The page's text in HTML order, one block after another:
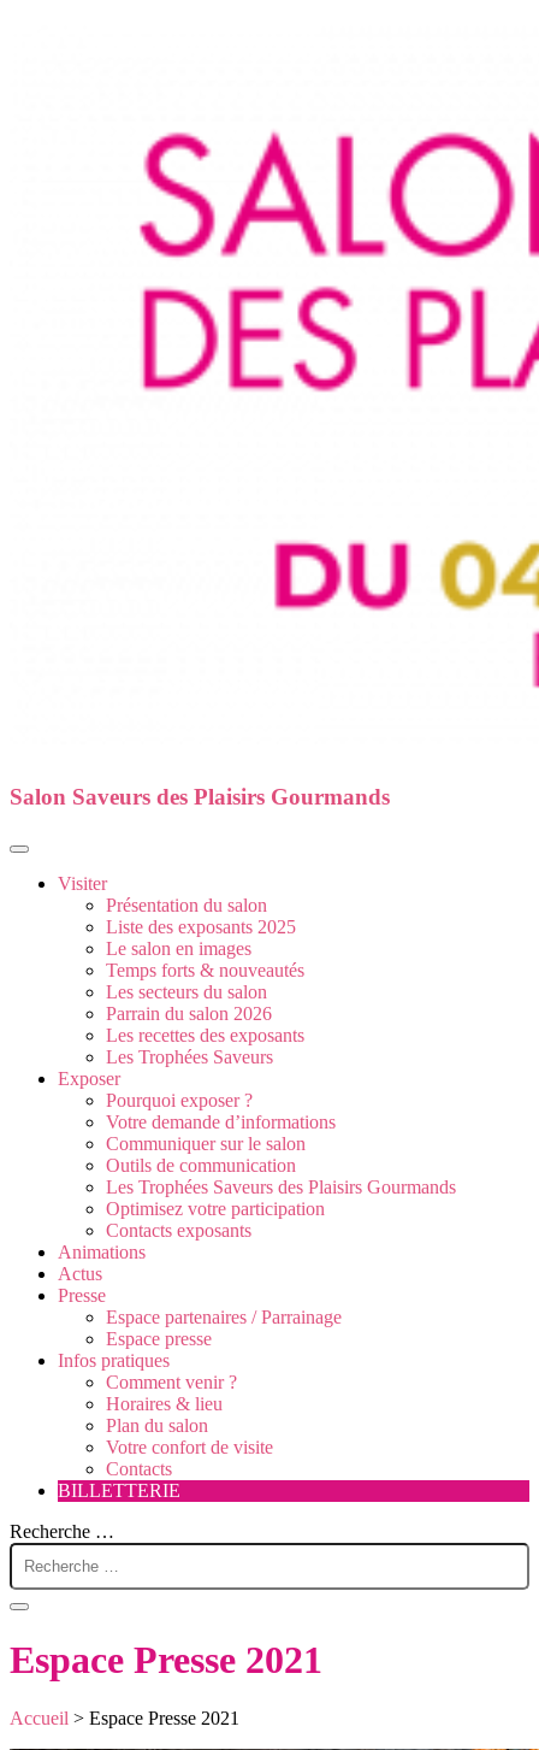
Salon Saveurs des Plaisirs Gourmands
Visiter
Présentation du salon
Liste des exposants 2025
Le salon en images
Temps forts & nouveautés
Les secteurs du salon
Parrain du salon 2026
Les recettes des exposants
Les Trophées Saveurs
Exposer
Pourquoi exposer ?
Votre demande d’informations
Communiquer sur le salon
Outils de communication
Les Trophées Saveurs des Plaisirs Gourmands
Optimisez votre participation
Contacts exposants
Animations
Actus
Presse
Espace partenaires / Parrainage
Espace presse
Infos pratiques
Comment venir ?
Horaires & lieu
Plan du salon
Votre confort de visite
Contacts
BILLETTERIE
Recherche …
Espace Presse 2021
Accueil > Espace Presse 2021